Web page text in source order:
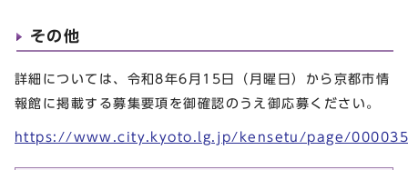
その他
詳細については、令和8年6月15日（月曜日）から京都市情
報館に掲載する募集要項を御確認のうえ御応募ください。
https://www.city.kyoto.lg.jp/kensetu/page/